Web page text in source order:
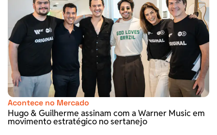
Acontece no Mercado
Hugo & Guilherme assinam com a Warner Music em
movimento estratégico no sertanejo